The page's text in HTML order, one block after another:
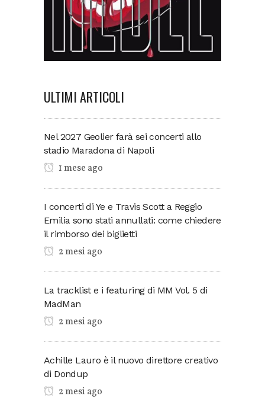
ULTIMI ARTICOLI
Nel 2027 Geolier farà sei concerti allo
stadio Maradona di Napoli
1 mese ago
I concerti di Ye e Travis Scott a Reggio
Emilia sono stati annullati: come chiedere
il rimborso dei biglietti
2 mesi ago
La tracklist e i featuring di MM Vol. 5 di
MadMan
2 mesi ago
Achille Lauro è il nuovo direttore creativo
di Dondup
2 mesi ago